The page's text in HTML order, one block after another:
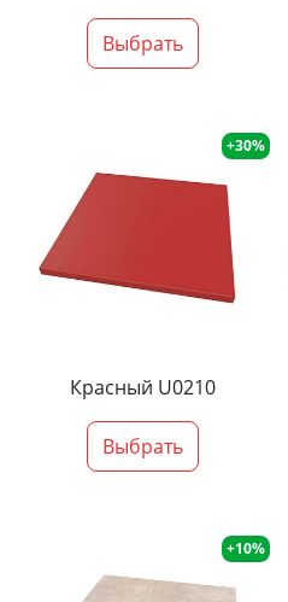
Выбрать
+30%
Красный U0210
Выбрать
+10%